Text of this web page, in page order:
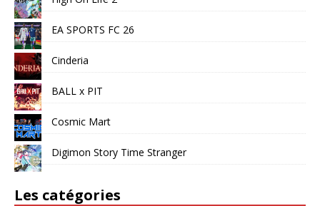
EA SPORTS FC 26
Cinderia
BALL x PIT
Cosmic Mart
Digimon Story Time Stranger
Les catégories